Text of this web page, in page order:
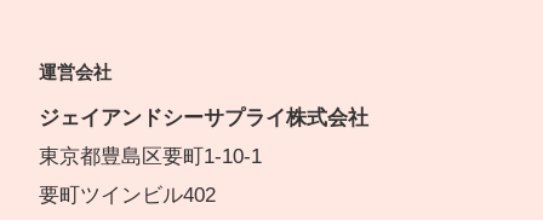
運営会社
ジェイアンドシーサプライ株式会社
東京都豊島区要町1-10-1
要町ツインビル402